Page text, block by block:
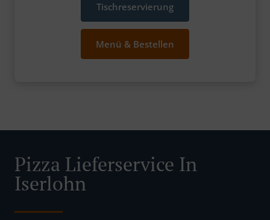
Tischreservierung
Menü & Bestellen
Pizza Lieferservice In
Iserlohn